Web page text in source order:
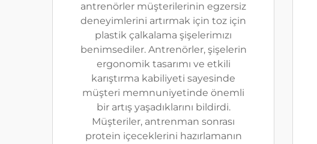
antrenörler müşterilerinin egzersiz
deneyimlerini artırmak için toz için
plastik çalkalama şişelerimızı
benimsediler. Antrenörler, şişelerin
ergonomik tasarımı ve etkili
karıştırma kabiliyeti sayesinde
müşteri memnuniyetinde önemli
bir artış yaşadıklarını bildirdi.
Müşteriler, antrenman sonrası
protein içeceklerini hazırlamanın